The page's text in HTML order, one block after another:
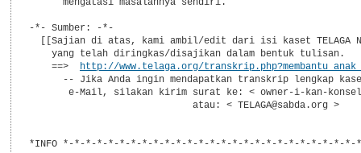
http://www.telaga.org/
-- Jika Anda ingin mendapatkan transkrip lengkap
e-Mail, silakan kirim surat ke: < owner-i-kan-
atau: < TELAGA@sabda.org >
*INFO *-*-*-*-*-*-*-*-*-*-*-*-*-*-*-*-*-*-*-*-*-*-*-*-*-*-*-